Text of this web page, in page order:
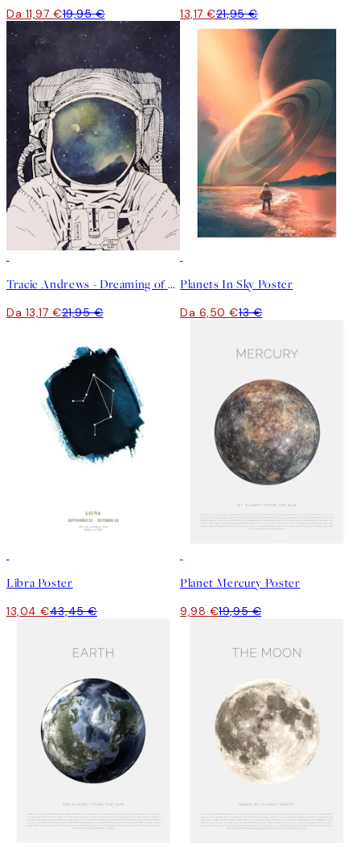
Da 11,97 €19,95 € 13,17 €21,95 €
Tracie Andrews - Dreaming of Space Poster
Da 13,17 €21,95 €
Planets In Sky Poster
Da 6,50 €13 €
Libra Poster
13,04 €43,45 €
Planet Mercury Poster
9,98 €19,95 €